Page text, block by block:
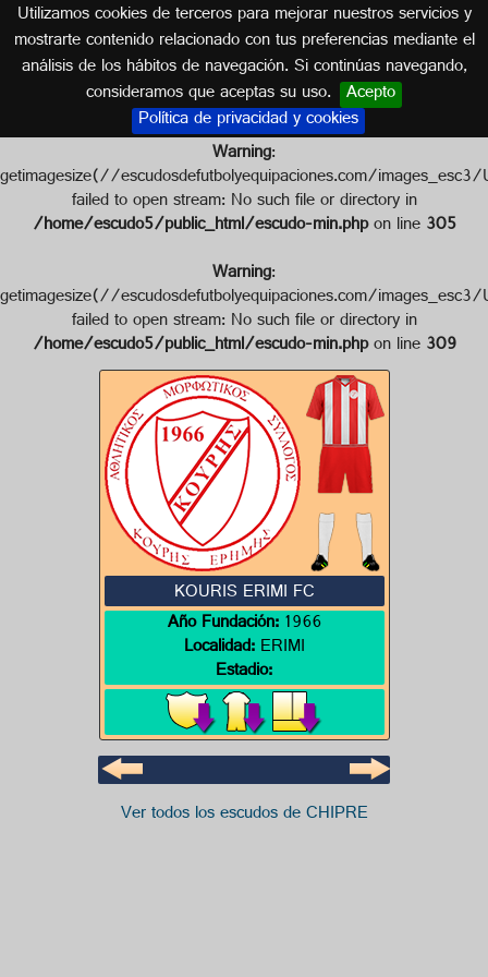
Utilizamos cookies de terceros para mejorar nuestros servicios y
mostrarte contenido relacionado con tus preferencias mediante el
análisis de los hábitos de navegación. Si continúas navegando,
consideramos que aceptas su uso. Acepto
Política de privacidad y cookies
Escudo de KOURIS ERIMI FC
CHIPRE
Warning:
getimagesize(//escudosdefutbolyequipaciones.com/
failed to open stream: No such file or directory in
/home/escudo5/public_html/escudo-min.phpon line305
Warning:
getimagesize(//escudosdefutbolyequipaciones.com/
failed to open stream: No such file or directory in
/home/escudo5/public_html/escudo-min.phpon line309
KOURIS ERIMI FC
Año Fundación:1966
Localidad:ERIMI
Estadio:
Ver todos los escudos de CHIPRE